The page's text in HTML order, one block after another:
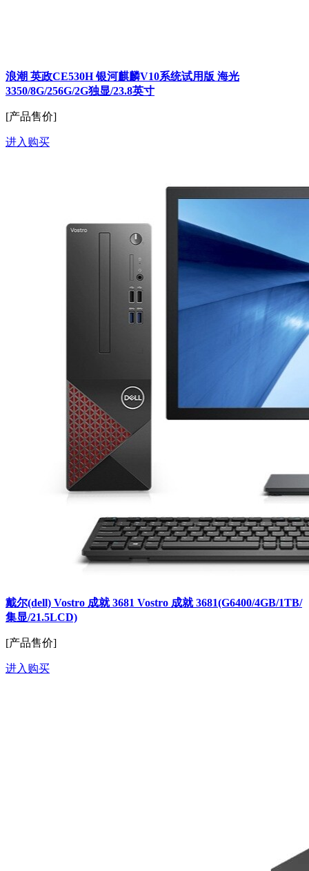
浪潮 英政CE530H 银河麒麟V10系统试用版 海光
3350/8G/256G/2G独显/23.8英寸
[产品售价]
进入购买
戴尔(dell) Vostro 成就 3681 Vostro 成就 3681(G6400/4GB/1TB/
集显/21.5LCD)
[产品售价]
进入购买